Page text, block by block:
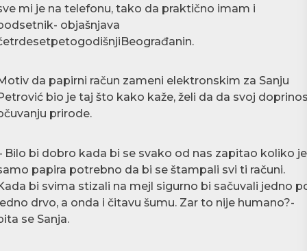
mi je na telefonu, tako da praktično imam i
objašnjava
da papirni račun zameni elektronskim za Sanju
bio je taj što kako kaže, želi da da svoj
prirode.
Bilo bi dobro kada bi se svako od nas zapitao koliko je
papira potrebno da bi se štampali svi ti računi.
bi svima stizali na mejl sigurno bi sačuvali jedno
drvo, a onda i čitavu šumu. Zar to nije humano?-
se Sanja.